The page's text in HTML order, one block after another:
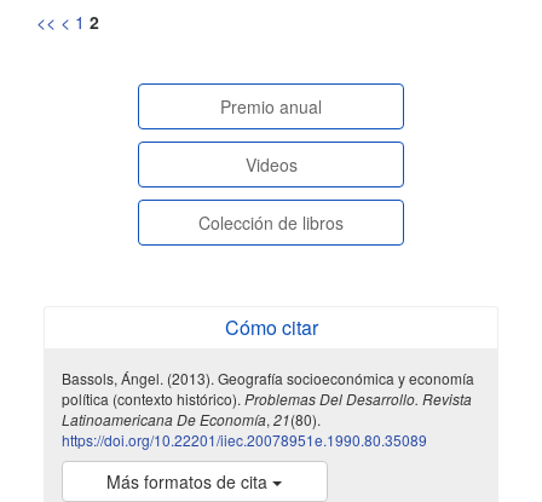
<< < 1 2
paginasespeciales
Premio anual
Videos
Colección de libros
Cómo citar
Bassols, Ángel. (2013). Geografía socioeconómica y economía
política (contexto histórico). Problemas Del Desarrollo. Revista
Latinoamericana De Economía, 21(80).
https://doi.org/10.22201/iiec.20078951e.1990.80.35089
Más formatos de cita